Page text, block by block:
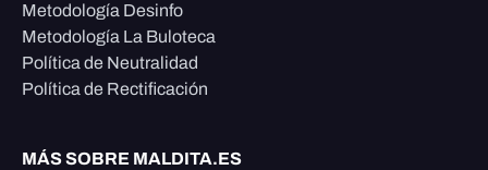
Metodología Desinfo
Metodología La Buloteca
Política de Neutralidad
Política de Rectificación
MÁS SOBRE MALDITA.ES